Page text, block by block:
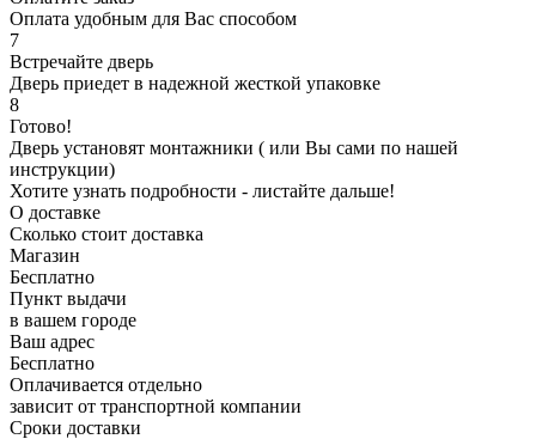
Оплата удобным для Вас способом
7
Встречайте дверь
Дверь приедет в надежной жесткой упаковке
8
Готово!
Дверь установят монтажники ( или Вы сами по нашей
инструкции)
Хотите узнать подробности - листайте дальше!
О доставке
Сколько стоит доставка
Магазин
Бесплатно
Пункт выдачи
в вашем городе
Ваш адрес
Бесплатно
Оплачивается отдельно
зависит от транспортной компании
Сроки доставки